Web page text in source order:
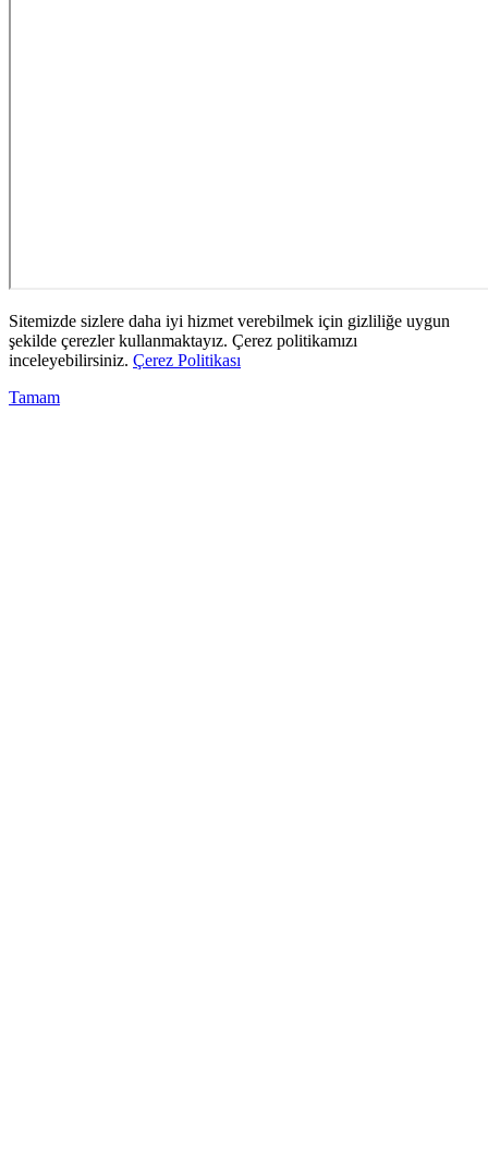
Sitemizde sizlere daha iyi hizmet verebilmek için gizliliğe uygun
şekilde çerezler kullanmaktayız. Çerez politikamızı
inceleyebilirsiniz. Çerez Politikası
Tamam